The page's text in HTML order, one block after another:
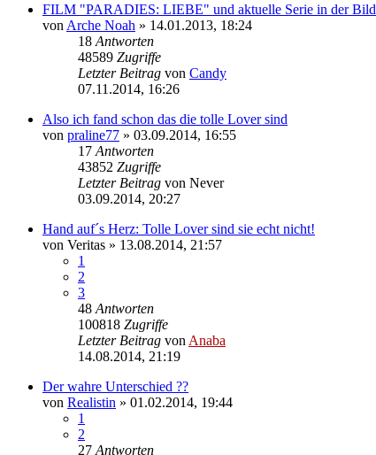
FILM "PARADIES: LIEBE" und aktuelle Serie in der Bild
von Arche Noah » 14.01.2013, 18:24
18 Antworten
48589 Zugriffe
Letzter Beitrag von Candy
07.11.2014, 16:26
Also ich fand schon das die tolle Lover sind
von praline77 » 03.09.2014, 16:55
17 Antworten
43852 Zugriffe
Letzter Beitrag von Never
03.09.2014, 20:27
Hand auf´s Herz: Tolle Lover sind sie echt nicht!
von Veritas » 13.08.2014, 21:57
1
2
3
48 Antworten
100818 Zugriffe
Letzter Beitrag von Anaba
14.08.2014, 21:19
Der wahre Unterschied ??
von Realistin » 01.02.2014, 19:44
1
2
27 Antworten